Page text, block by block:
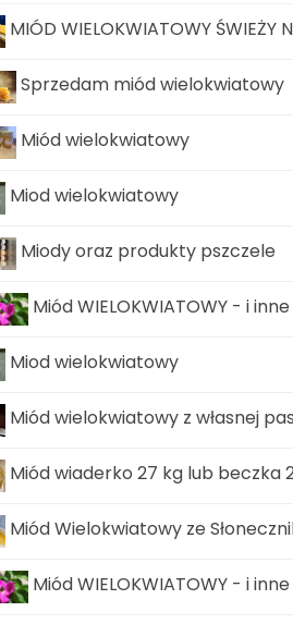
MIÓD WIELOKWIATOWY ŚWIEŻY
Sprzedam miód wielokwiatowy
Miód wielokwiatowy
Miod wielokwiatowy
Miody oraz produkty pszczele
Miód WIELOKWIATOWY - i
Miod wielokwiatowy
Miód wielokwiatowy z własnej
Miód wiaderko 27 kg lub beczka
Miód Wielokwiatowy ze
Miód WIELOKWIATOWY - i